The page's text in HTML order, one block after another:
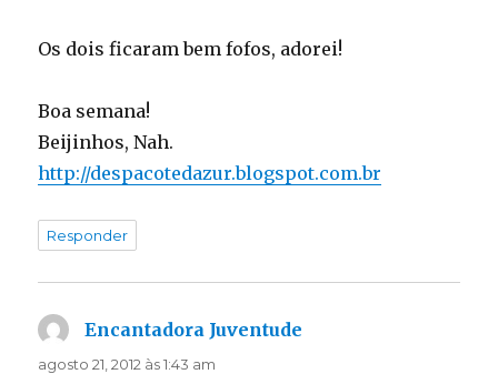
Os dois ficaram bem fofos, adorei!
Boa semana!
Beijinhos, Nah.
http://despacotedazur.blogspot.com.br
Responder
Encantadora Juventude
agosto 21, 2012 às 1:43 am